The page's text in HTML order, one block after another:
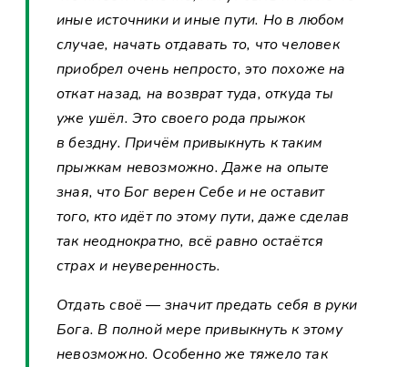
иные источники и иные пути. Но в любом
случае, начать отдавать то, что человек
приобрел очень непросто, это похоже на
откат назад, на возврат туда, откуда ты
уже ушёл. Это своего рода прыжок
в бездну. Причём привыкнуть к таким
прыжкам невозможно. Даже на опыте
зная, что Бог верен Себе и не оставит
того, кто идёт по этому пути, даже сделав
так неоднократно, всё равно остаётся
страх и неуверенность.
Отдать своё — значит предать себя в руки
Бога. В полной мере привыкнуть к этому
невозможно. Особенно же тяжело так